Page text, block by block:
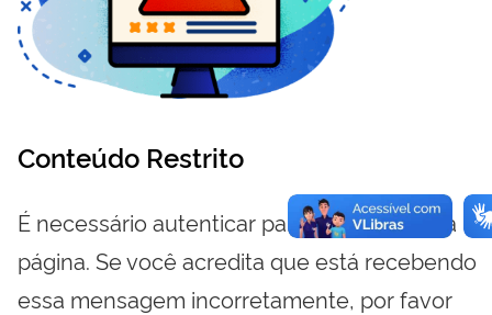
Conteúdo Restrito
É necessário autenticar para visualizar essa
página. Se você acredita que está recebendo
essa mensagem incorretamente, por favor